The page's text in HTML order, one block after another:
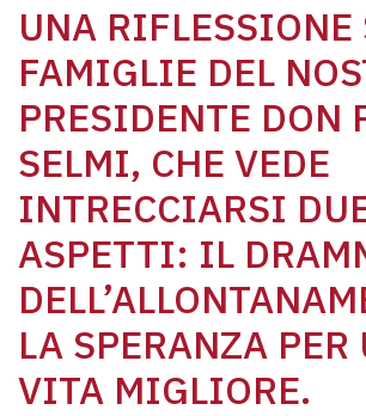
UNA RIFLESSIONE
FAMIGLIE DEL
PRESIDENTE DON
SELMI, CHE VEDE
INTRECCIARSI
ASPETTI: IL
LA SPERANZA PER
VITA MIGLIORE.